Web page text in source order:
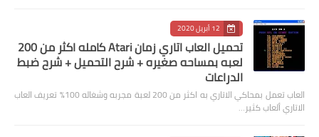
12 أبريل 2020
تحميل العاب اتاري زمان Atari كامله اكثر من 200
لعبه بمساحه صغيره + شرح التحميل + شرح ضبط
الدراعات
العاب تعمل بمحاكي الاتاري به اكثر من 200 لعبة مجربه وشغاله 100% تعريف العاب
الاتاري ألعاب كثير…